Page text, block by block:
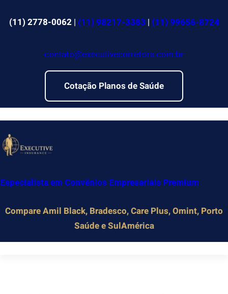
para(11) 2778-0062 | (11) 98217-3383 | (11) 99656-8724
contato@executivecorretora.com.br
Cotação Planos de Saúde
Especialista em Convênios Empresariais Premium
Compare Amil Black, Bradesco, Care Plus, Omint, Porto
Saúde e SulAmérica